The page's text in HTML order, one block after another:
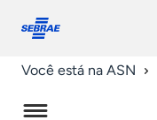
conosco
Você está na ASN